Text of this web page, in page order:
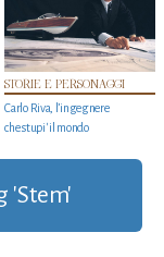
STORIE E PERSONAGGI
Carlo Riva, l’ingegnere
che stupi' il mondo
'Stem'